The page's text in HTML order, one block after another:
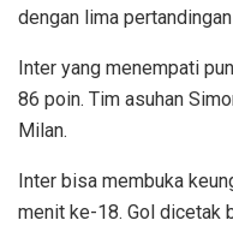
dengan lima
Inter yang menempati
86 poin. Tim asuhan
Milan.
Inter bisa membuka
menit ke-18. Gol dicetak